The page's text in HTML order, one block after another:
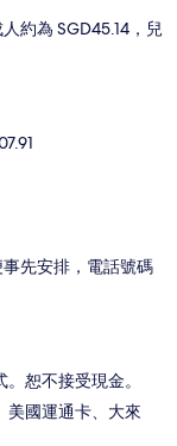
約為 SGD45.14，兒
先安排，電話號碼
恕不接受現金。
美國運通卡、大來